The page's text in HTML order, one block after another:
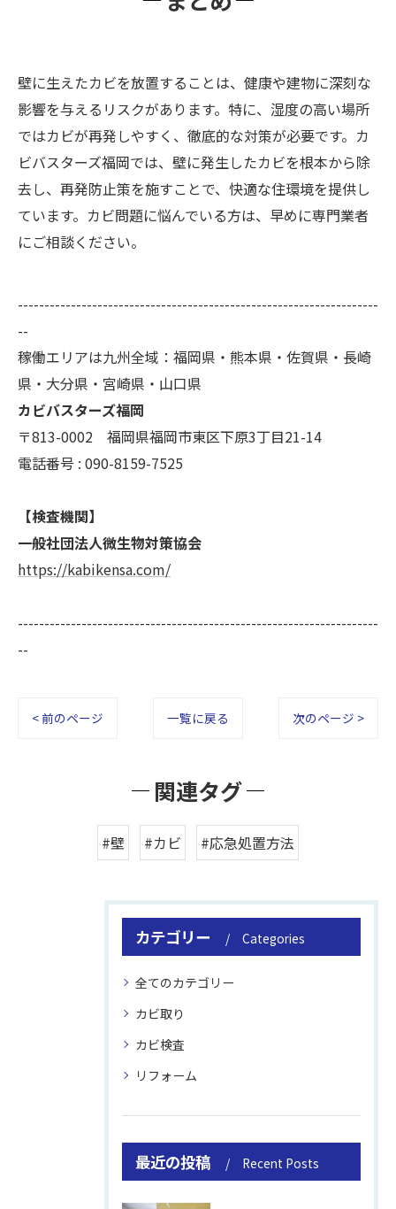
壁に生えたカビを放置することは、健康や建物に深刻な
影響を与えるリスクがあります。特に、湿度の高い場所
ではカビが再発しやすく、徹底的な対策が必要です。カ
ビバスターズ福岡では、壁に発生したカビを根本から除
去し、再発防止策を施すことで、快適な住環境を提供し
ています。カビ問題に悩んでいる方は、早めに専門業者
にご相談ください。
--------------------------------------------------------------------
--
稼働エリアは九州全域：福岡県・熊本県・佐賀県・長崎
県・大分県・宮崎県・山口県
カビバスターズ福岡
〒813-0002 福岡県福岡市東区下原3丁目21-14
電話番号 : 090-8159-7525
【検査機関】
一般社団法人微生物対策協会
https://kabikensa.com/
--------------------------------------------------------------------
--
< 前のページ 一覧に戻る 次のページ >
関連タグ
#壁 #カビ #応急処置方法
カテゴリー Categories
全てのカテゴリー
カビ取り
カビ検査
リフォーム
最近の投稿 Recent Posts